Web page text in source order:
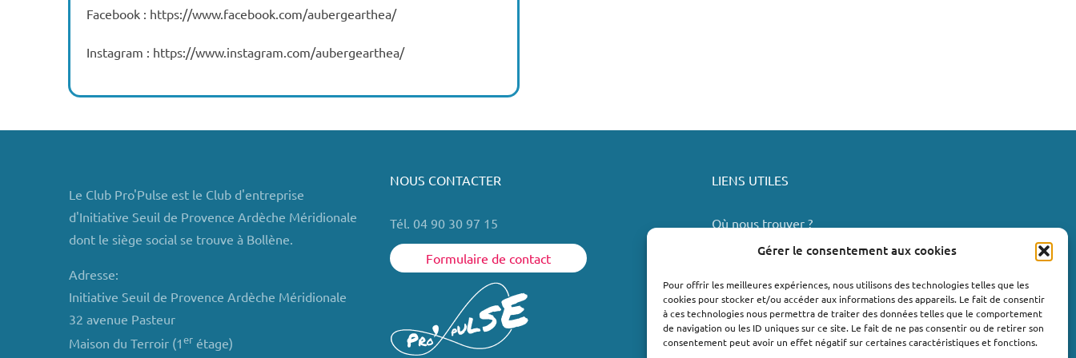
Gérer le consentement aux cookies
Pour offrir les meilleures expériences, nous utilisons des technologies telles que les
cookies pour stocker et/ou accéder aux informations des appareils. Le fait de consentir
à ces technologies nous permettra de traiter des données telles que le comportement
de navigation ou les ID uniques sur ce site. Le fait de ne pas consentir ou de retirer son
consentement peut avoir un effet négatif sur certaines caractéristiques et fonctions.
Facebook : https://www.facebook.com/aubergearthea/
Instagram : https://www.instagram.com/aubergearthea/
Le Club Pro'Pulse est le Club d'entreprise
d'Initiative Seuil de Provence Ardèche Méridionale
dont le siège social se trouve à Bollène.
Adresse:
Initiative Seuil de Provence Ardèche Méridionale
32 avenue Pasteur
Maison du Terroir (1erétage)
NOUS CONTACTER
Tél. 04 90 30 97 15
Formulaire de contact
LIENS UTILES
Où nous trouver ?
Valréas
Le Teil
Lachapelle-sous-Aubenas